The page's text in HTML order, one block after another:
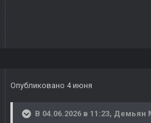
Опубликовано 4 июня
В 04.06.2026 в 11:23, Демьян